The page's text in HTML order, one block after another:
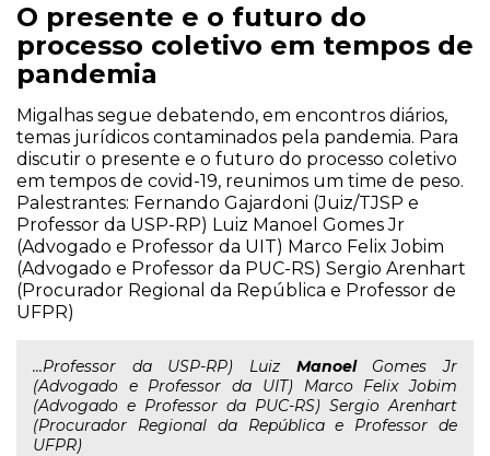
O presente e o futuro do
processo coletivo em tempos de
pandemia
Migalhas segue debatendo, em encontros diários,
temas jurídicos contaminados pela pandemia. Para
discutir o presente e o futuro do processo coletivo
em tempos de covid-19, reunimos um time de peso.
Palestrantes: Fernando Gajardoni (Juiz/TJSP e
Professor da USP-RP) Luiz Manoel Gomes Jr
(Advogado e Professor da UIT) Marco Felix Jobim
(Advogado e Professor da PUC-RS) Sergio Arenhart
(Procurador Regional da República e Professor de
UFPR)
...Professor da USP-RP) Luiz ManoelGomes Jr
(Advogado e Professor da UIT) Marco Felix Jobim
(Advogado e Professor da PUC-RS) Sergio Arenhart
(Procurador Regional da República e Professor de
UFPR)